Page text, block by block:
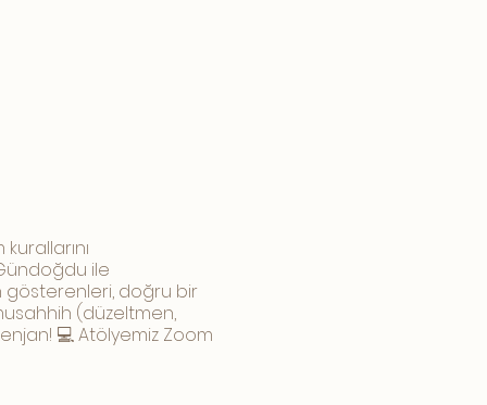
ile
gösterenleri, doğru bir
(düzeltmen,
💻 Atölyemiz Zoom